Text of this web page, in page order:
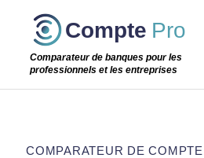
Passer
étape
Compte Pro
Comparateur de banques pour les
professionnels et les entreprises
COMPARATEUR DE